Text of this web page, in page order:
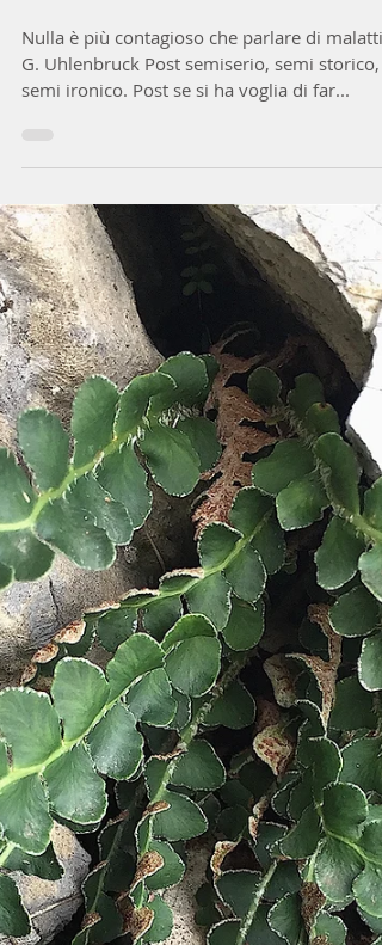
ACETO DEI QUATTRO
LADRONI
Nulla è più contagioso che parlare di
G. Uhlenbruck Post semiserio, semi storico,
semi ironico. Post se si ha voglia di far...